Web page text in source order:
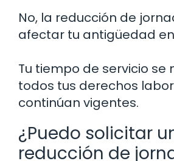
No, la reducción de
afectar tu antigüedad
Tu tiempo de servicio se
todos tus derechos
continúan vigentes.
¿Puedo solicitar
reducción de